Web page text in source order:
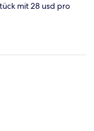
mit 28 usd pro